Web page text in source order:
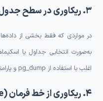
در مواردی که فقط بخشی از داده‌ها
به‌صورت انتخابی جداول یا
اغلب با استفاده از pg_dump و پارامترهای فیلترینگ انجام می‌شود.